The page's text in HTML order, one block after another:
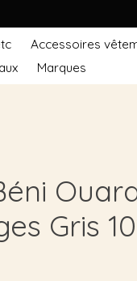
Accessoires
Marques
Gris